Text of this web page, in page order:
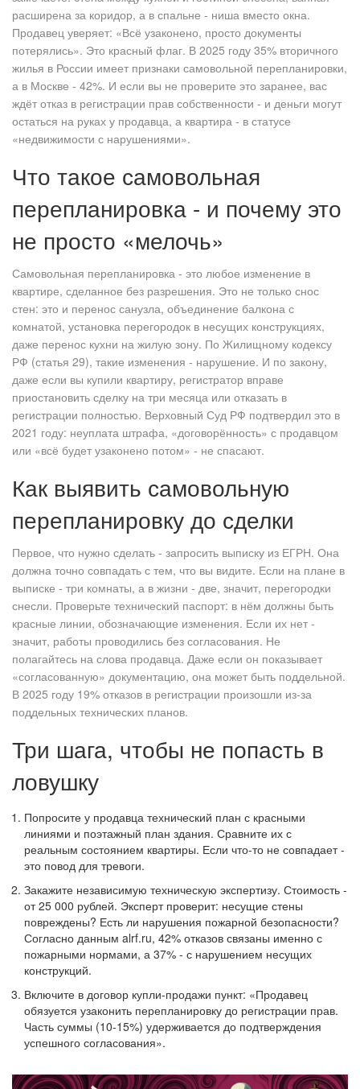
расширена за коридор, а в спальне - ниша вместо окна.
Продавец уверяет: «Всё узаконено, просто документы
потерялись». Это красный флаг. В 2025 году 35% вторичного
жилья в России имеет признаки самовольной перепланировки,
а в Москве - 42%. И если вы не проверите это заранее, вас
ждёт отказ в регистрации прав собственности - и деньги могут
остаться на руках у продавца, а квартира - в статусе
«недвижимости с нарушениями».
Что такое самовольная
перепланировка - и почему это
не просто «мелочь»
Самовольная перепланировка - это любое изменение в
квартире, сделанное без разрешения. Это не только снос
стен: это и перенос санузла, объединение балкона с
комнатой, установка перегородок в несущих конструкциях,
даже перенос кухни на жилую зону. По Жилищному кодексу
РФ (статья 29), такие изменения - нарушение. И по закону,
даже если вы купили квартиру, регистратор вправе
приостановить сделку на три месяца или отказать в
регистрации полностью. Верховный Суд РФ подтвердил это в
2021 году: неуплата штрафа, «договорённость» с продавцом
или «всё будет узаконено потом» - не спасают.
Как выявить самовольную
перепланировку до сделки
Первое, что нужно сделать - запросить выписку из ЕГРН. Она
должна точно совпадать с тем, что вы видите. Если на плане в
выписке - три комнаты, а в жизни - две, значит, перегородки
снесли. Проверьте технический паспорт: в нём должны быть
красные линии, обозначающие изменения. Если их нет -
значит, работы проводились без согласования. Не
полагайтесь на слова продавца. Даже если он показывает
«согласованную» документацию, она может быть поддельной.
В 2025 году 19% отказов в регистрации произошли из-за
поддельных технических планов.
Три шага, чтобы не попасть в
ловушку
Попросите у продавца технический план с красными
линиями и поэтажный план здания. Сравните их с
реальным состоянием квартиры. Если что-то не совпадает -
это повод для тревоги.
Закажите независимую техническую экспертизу. Стоимость -
от 25 000 рублей. Эксперт проверит: несущие стены
повреждены? Есть ли нарушения пожарной безопасности?
Согласно данным alrf.ru, 42% отказов связаны именно с
пожарными нормами, а 37% - с нарушением несущих
конструкций.
Включите в договор купли-продажи пункт: «Продавец
обязуется узаконить перепланировку до регистрации прав.
Часть суммы (10-15%) удерживается до подтверждения
успешного согласования».